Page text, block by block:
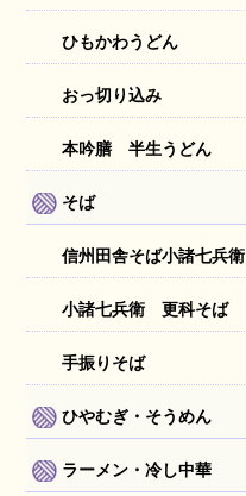
ひもかわうどん
おっ切り込み
本吟膳 半生うどん
そば
信州田舎そば小諸七兵衛
小諸七兵衛 更科そば
手振りそば
ひやむぎ・そうめん
ラーメン・冷し中華